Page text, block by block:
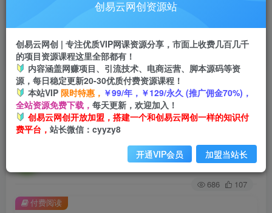
会员专属推广链接
挂机 项目
脚本卡密
APP下载
GO
首页 创业课程 会员专属 正文
（8260期）用gpt快速生成微信红包封面，保姆级
别教程，小白看完即可上手操作
关注
686 107
付费阅读
创易云网创资源站
创易云网创 | 专注优质VIP网课资源分享，市面上收费几百几千
的项目资源课程这里全部都有！
内容涵盖网赚项目、引流技术、电商运营、脚本源码等资
源，每日稳定更新20-30优质付费资源课程！
本站VIP 限时特惠， ￥99/年，￥129/永久 (推广佣金70%)，
全站资源免费下载， 每天更新，欢迎加入！
创易云网创开放加盟，搭建一个和创易云网创一样的知识付
费平台， 站长微信：cyyzy8
开通VIP会员 加盟当站长